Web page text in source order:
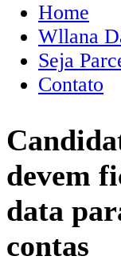
Home
Wllana
Seja
Contato
devem
data
contas